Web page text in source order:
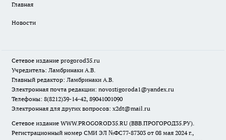
Главная
Новости
Сетевое издание progorod35.ru
Учредитель: Ламбринаки А.В.
Главный редактор: Ламбринаки А.В.
Электронная почта редакции: novostigoroda1@yandex.ru
Телефоны: 8(8212)39-14-42, 89041001090
Электронная для других вопросов: x2dt@mail.ru
Сетевое издание WWW.PROGOROD35.RU (ВВВ.ПРОГОРОД35.РУ).
Регистрационный номер СМИ ЭЛ №ФС77-87303 от 08 мая 2024 г.,